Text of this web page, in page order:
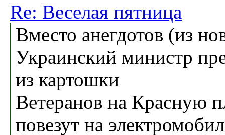
Re: Веселая пятница
Вместо анегдотов (из
Украинский министр
из картошки
Ветеранов на Красную
повезут на